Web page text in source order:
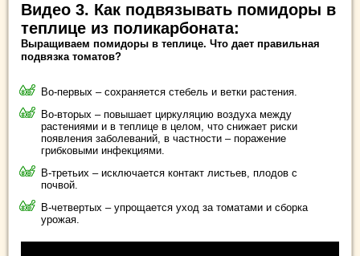
Видео 3. Как подвязывать помидоры в
теплице из поликарбоната:
Выращиваем помидоры в теплице. Что дает правильная
подвязка томатов?
Во-первых – сохраняется стебель и ветки растения.
Во-вторых – повышает циркуляцию воздуха между
растениями и в теплице в целом, что снижает риски
появления заболеваний, в частности – поражение
грибковыми инфекциями.
В-третьих – исключается контакт листьев, плодов с
почвой.
В-четвертых – упрощается уход за томатами и сборка
урожая.